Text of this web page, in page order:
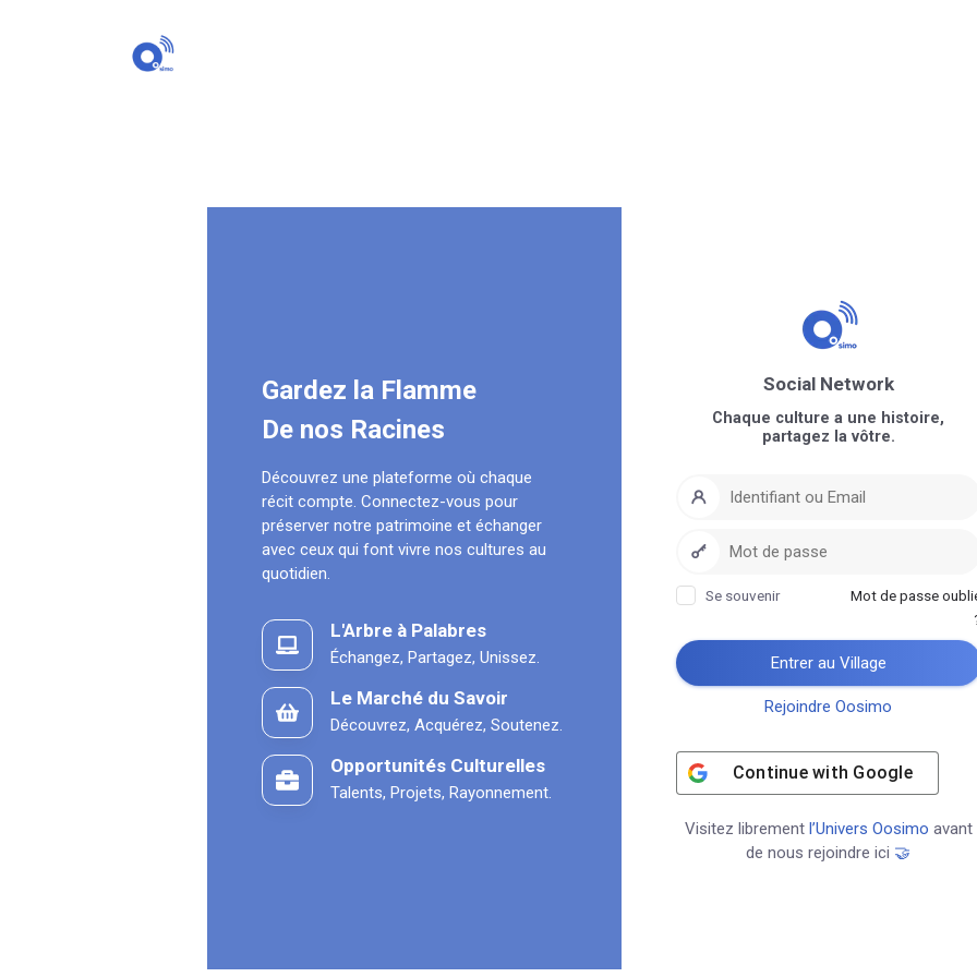
Gardez la Flamme
De nos Racines
Découvrez une plateforme où chaque
récit compte. Connectez-vous pour
préserver notre patrimoine et échanger
avec ceux qui font vivre nos cultures au
quotidien.
L'Arbre à Palabres
Échangez, Partagez, Unissez.
Le Marché du Savoir
Découvrez, Acquérez, Soutenez.
Opportunités Culturelles
Talents, Projets, Rayonnement.
Social Network
Chaque culture a une histoire,
partagez la vôtre.
Se souvenir
Mot de passe
Entrer au Village
Rejoindre Oosimo
Continue with Google
Visitez librement l’Univers Oosimo avant
de nous rejoindre ici 🤝